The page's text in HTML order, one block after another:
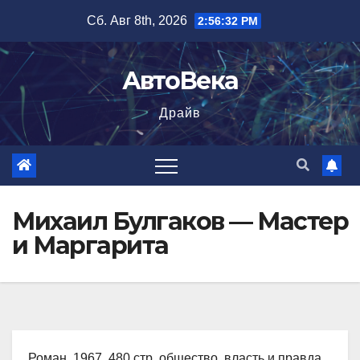
содержимому
Сб. Авг 8th, 2026 2:56:33 PM
АвтоВека
Драйв
Михаил Булгаков — Мастер
и Маргарита